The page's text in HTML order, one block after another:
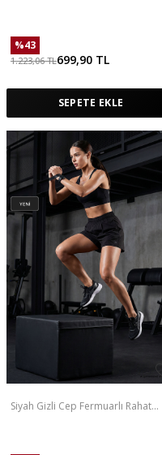
%43
1.223,06TL699,90 TL
SEPETE EKLE
Siyah Gizli Cep Fermuarlı Rahat